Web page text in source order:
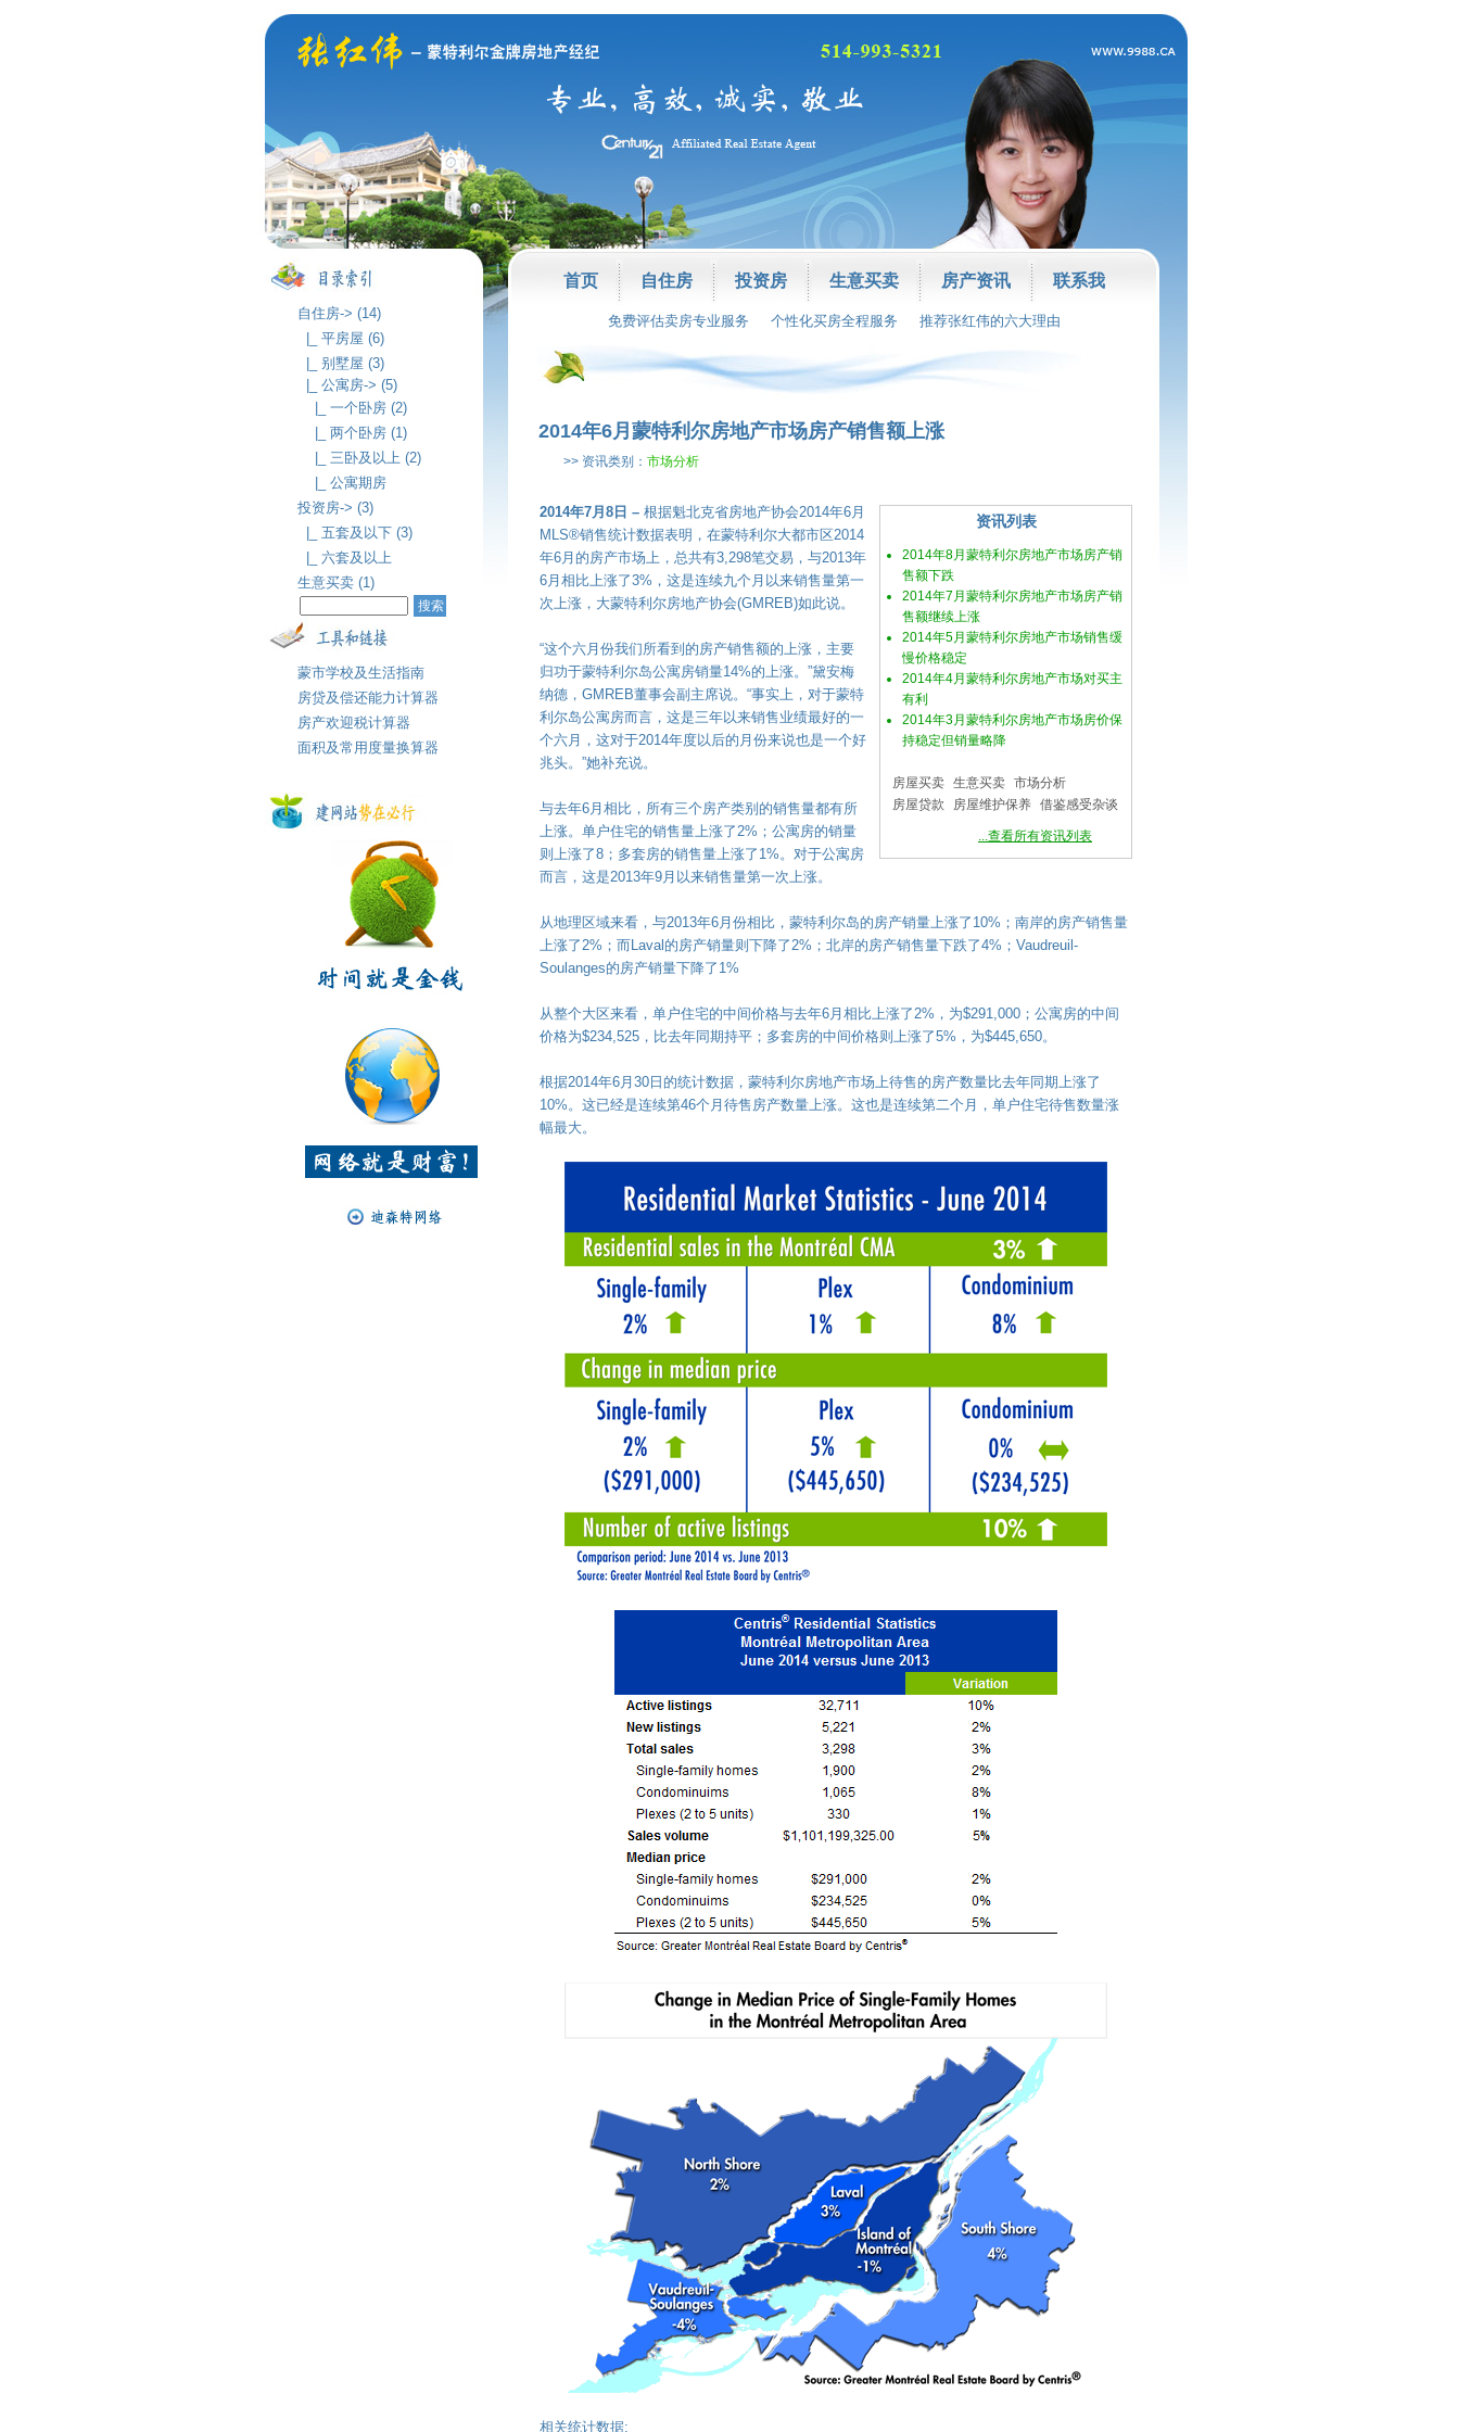
自住房-> (14)
|_ 平房屋 (6)
|_ 别墅屋 (3)
|_ 公寓房-> (5)
|_ 一个卧房 (2)
|_ 两个卧房 (1)
|_ 三卧及以上 (2)
|_ 公寓期房
投资房-> (3)
|_ 五套及以下 (3)
|_ 六套及以上
生意买卖 (1)
蒙市学校及生活指南
房贷及偿还能力计算器
房产欢迎税计算器
面积及常用度量换算器
首页 自住房 投资房 生意买卖 房产资讯 联系我
免费评估卖房专业服务 个性化买房全程服务 推荐张红伟的六大理由
2014年6月蒙特利尔房地产市场房产销售额上涨
>> 资讯类别： 市场分析
资讯列表
2014年8月蒙特利尔房地产市场房产销
售额下跌
2014年7月蒙特利尔房地产市场房产销
售额继续上涨
2014年5月蒙特利尔房地产市场销售缓
慢价格稳定
2014年4月蒙特利尔房地产市场对买主
有利
2014年3月蒙特利尔房地产市场房价保
持稳定但销量略降
房屋买卖 生意买卖 市场分析
房屋贷款
房屋维护保养 借鉴感受杂谈
...查看所有资讯列表
2014年7月8日 – 根据魁北克省房地产协会2014年6月
MLS®销售统计数据表明，在蒙特利尔大都市区2014
年6月的房产市场上，总共有3,298笔交易，与2013年
6月相比上涨了3%，这是连续九个月以来销售量第一
次上涨，大蒙特利尔房地产协会(GMREB)如此说。
“这个六月份我们所看到的房产销售额的上涨，主要
归功于蒙特利尔岛公寓房销量14%的上涨。”黛安梅
纳德，GMREB董事会副主席说。“事实上，对于蒙特
利尔岛公寓房而言，这是三年以来销售业绩最好的一
个六月，这对于2014年度以后的月份来说也是一个好
兆头。”她补充说。
与去年6月相比，所有三个房产类别的销售量都有所
上涨。单户住宅的销售量上涨了2%；公寓房的销量
则上涨了8；多套房的销售量上涨了1%。对于公寓房
而言，这是2013年9月以来销售量第一次上涨。
从地理区域来看，与2013年6月份相比，蒙特利尔岛的房产销量上涨了10%；南岸的房产销售量
上涨了2%；而Laval的房产销量则下降了2%；北岸的房产销售量下跌了4%；Vaudreuil-
Soulanges的房产销量下降了1%
从整个大区来看，单户住宅的中间价格与去年6月相比上涨了2%，为$291,000；公寓房的中间
价格为$234,525，比去年同期持平；多套房的中间价格则上涨了5%，为$445,650。
根据2014年6月30日的统计数据，蒙特利尔房地产市场上待售的房产数量比去年同期上涨了
10%。这已经是连续第46个月待售房产数量上涨。这也是连续第二个月，单户住宅待售数量涨
幅最大。
相关统计数据: